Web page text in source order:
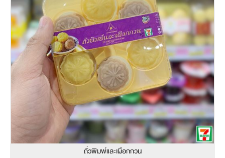
ถั่วพิมพ์และเผือกกวน